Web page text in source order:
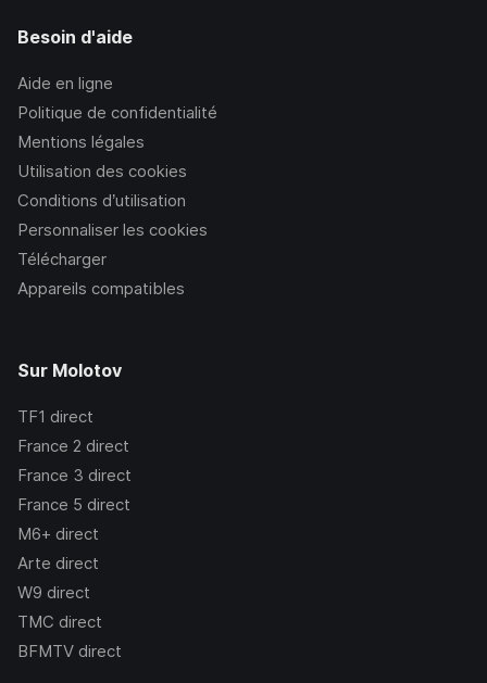
Besoin d'aide
Aide en ligne
Politique de confidentialité
Mentions légales
Utilisation des cookies
Conditions d’utilisation
Personnaliser les cookies
Télécharger
Appareils compatibles
Sur Molotov
TF1 direct
France 2 direct
France 3 direct
France 5 direct
M6+ direct
Arte direct
W9 direct
TMC direct
BFMTV direct